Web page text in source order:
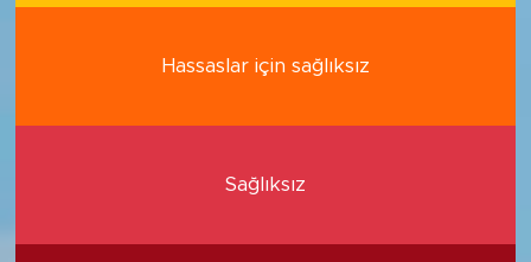
Hassaslar için sağlıksız
Sağlıksız